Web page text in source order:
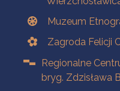
Muzeum
Zagroda Felicji
Regionalne
bryg. Zdzisława